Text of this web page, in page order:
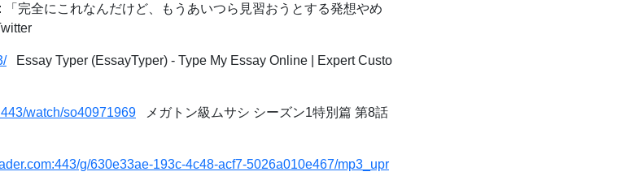
完全にこれなんだけど、もうあいつら見習おうとする発想やめ
Essay Typer (EssayTyper) - Type My Essay Online | Expert Custo
watch/so40971969 メガトン級ムサシ シーズン1特別篇 第8話
g/630e33ae-193c-4c48-acf7-5026a010e467/mp3_upr